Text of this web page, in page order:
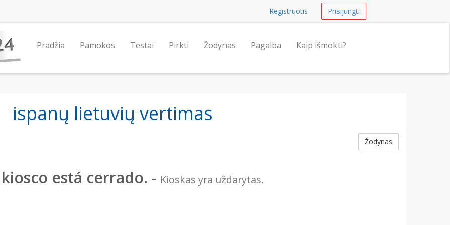
Registruotis Prisijungti
Pradžia Pamokos Testai Pirkti Žodynas Pagalba Kaip išmokti?
ispanų lietuvių vertimas
Žodynas
está cerrado. - Kioskas yra uždarytas.